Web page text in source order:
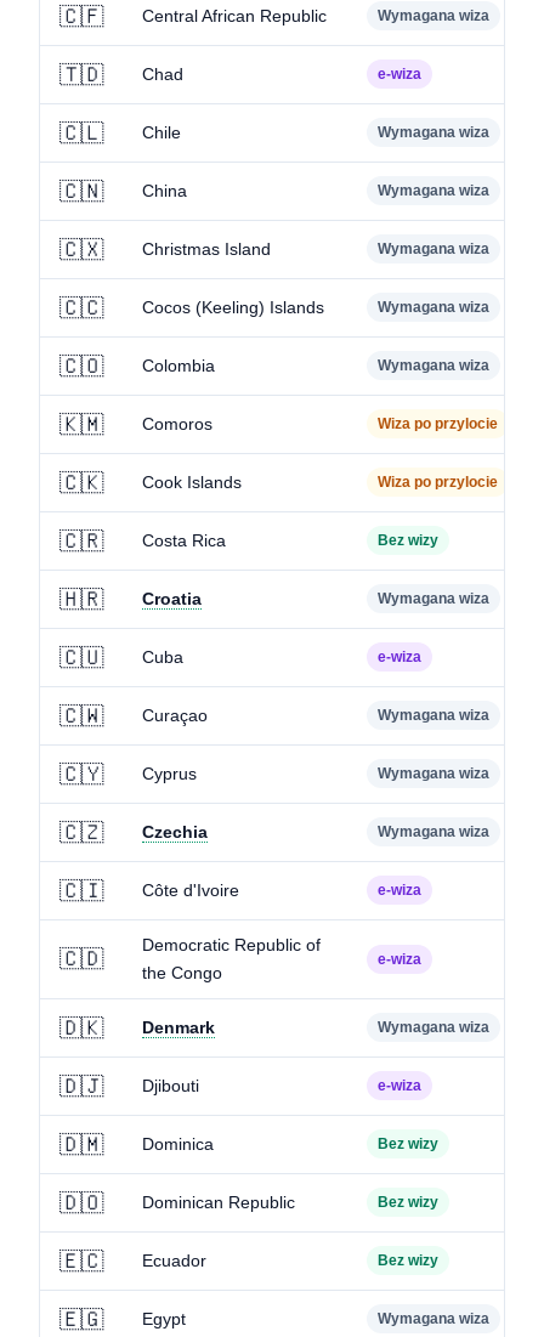
🇨🇫 Central African Republic Wymagana wiza
🇹🇩 Chad e-wiza
🇨🇱 Chile Wymagana wiza
🇨🇳 China Wymagana wiza
🇨🇽 Christmas Island Wymagana wiza
🇨🇨 Cocos (Keeling) Islands Wymagana wiza
🇨🇴 Colombia Wymagana wiza
🇰🇲 Comoros Wiza po przylocie
🇨🇰 Cook Islands Wiza po przylocie
🇨🇷 Costa Rica Bez wizy
🇭🇷 Croatia Wymagana wiza
🇨🇺 Cuba e-wiza
🇨🇼 Curaçao Wymagana wiza
🇨🇾 Cyprus Wymagana wiza
🇨🇿 Czechia Wymagana wiza
🇨🇮 Côte d'Ivoire e-wiza
🇨🇩
Democratic Republic of
the Congo
e-wiza
🇩🇰 Denmark Wymagana wiza
🇩🇯 Djibouti e-wiza
🇩🇲 Dominica Bez wizy
🇩🇴 Dominican Republic Bez wizy
🇪🇨 Ecuador Bez wizy
🇪🇬 Egypt Wymagana wiza